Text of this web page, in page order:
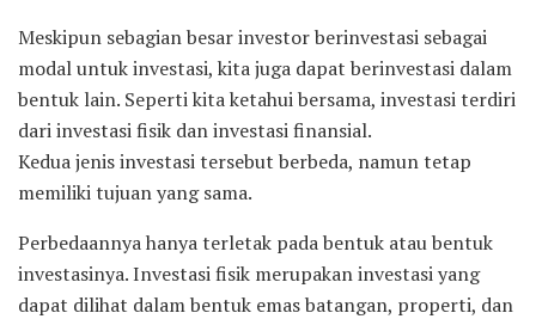
Meskipun sebagian besar investor berinvestasi sebagai
modal untuk investasi, kita juga dapat berinvestasi dalam
bentuk lain. Seperti kita ketahui bersama, investasi terdiri
dari investasi fisik dan investasi finansial.
Kedua jenis investasi tersebut berbeda, namun tetap
memiliki tujuan yang sama.
Perbedaannya hanya terletak pada bentuk atau bentuk
investasinya. Investasi fisik merupakan investasi yang
dapat dilihat dalam bentuk emas batangan, properti, dan